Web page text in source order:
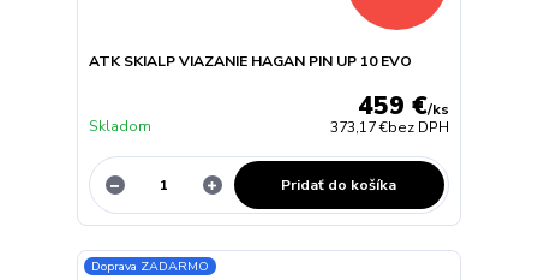
ATK SKIALP VIAZANIE HAGAN PIN UP 10 EVO
459 €/ks
373,17 €bez DPH
Skladom
Pridať do košíka
Doprava ZADARMO